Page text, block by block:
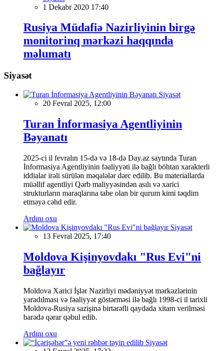
1 Dekabr 2020 17:40
Rusiya Müdafiə Nazirliyinin birgə
monitorinq mərkəzi haqqında
məlumatı
Siyasət
Siyasət
20 Fevral 2025, 12:00
Turan İnformasiya Agentliyinin
Bəyanatı
2025-ci il fevralın 15-də və 18-də Day.az saytında Turan
İnformasiya Agentliyinin fəaliyyəti ilə bağlı böhtan xarakterli
iddialar irəli sürülən məqalələr dərc edilib. Bu materiallarda
müəllif agentliyi Qərb maliyyəsindən asılı və xarici
strukturların maraqlarına tabe olan bir qurum kimi təqdim
etməyə cəhd edir.
Ardını oxu
Siyasət
13 Fevral 2025, 17:40
Moldova Kişinyovdakı "Rus Evi"ni
bağlayır
Moldova Xarici İşlər Nazirliyi mədəniyyət mərkəzlərinin
yaradılması və fəaliyyət göstərməsi ilə bağlı 1998-ci il tarixli
Moldova-Rusiya sazişinə birtərəfli qaydada xitam verilməsi
barədə qərar qəbul edib.
Ardını oxu
Siyasət